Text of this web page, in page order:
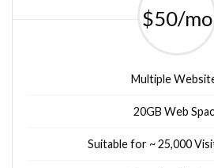
$50/mo
Multiple
20GB Web
Suitable for ~ 25,000